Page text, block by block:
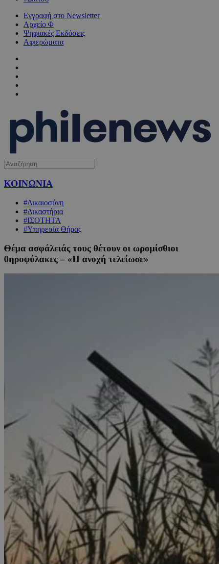
Εγγραφή στο Newsletter
Αρχείο Φ
Ψηφιακές Εκδόσεις
Αφιερώματα
ΚΟΙΝΩΝΙΑ
#Δικαιοσύνη
#Δικαστήρια
#ΙΣΟΤΗΤΑ
#Υπηρεσία Θήρας
Θέμα ασφάλειάς τους θέτουν οι ωρομίσθιοι
θηροφύλακες – «Η ανοχή τελείωσε»